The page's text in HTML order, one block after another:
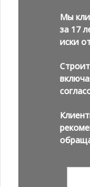
Мы
за 17
иски